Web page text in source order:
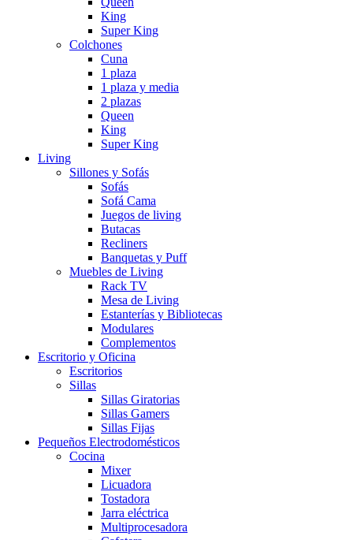
King
Super King
Colchones
Cuna
1 plaza
1 plaza y media
2 plazas
Queen
King
Super King
Living
Sillones y Sofás
Sofás
Sofá Cama
Juegos de living
Butacas
Recliners
Banquetas y Puff
Muebles de Living
Rack TV
Mesa de Living
Estanterías y Bibliotecas
Modulares
Complementos
Escritorio y Oficina
Escritorios
Sillas
Sillas Giratorias
Sillas Gamers
Sillas Fijas
Pequeños Electrodomésticos
Cocina
Mixer
Licuadora
Tostadora
Jarra eléctrica
Multiprocesadora